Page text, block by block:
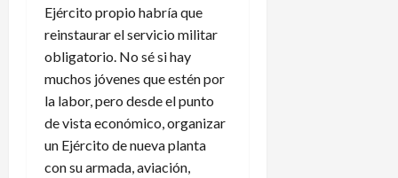
Ejército propio habría que
reinstaurar el servicio militar
obligatorio. No sé si hay
muchos jóvenes que estén por
la labor, pero desde el punto
de vista económico, organizar
un Ejército de nueva planta
con su armada, aviación,